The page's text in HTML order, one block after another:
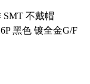
SMT 不戴帽
黑色 镀全金G/F